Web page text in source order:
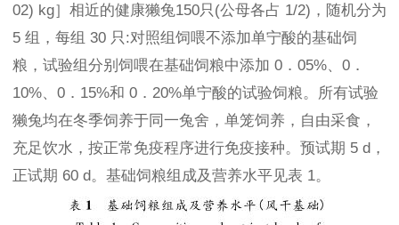
02) kg］相近的健康獭兔150只(公母各占 1/2)，随机分为
5 组，每组 30 只:对照组饲喂不添加单宁酸的基础饲
粮，试验组分别饲喂在基础饲粮中添加 0．05%、0．
10%、0．15%和 0．20%单宁酸的试验饲粮。所有试验
獭兔均在冬季饲养于同一兔舍，单笼饲养，自由采食，
充足饮水，按正常免疫程序进行免疫接种。预试期 5 d，
正试期 60 d。基础饲粮组成及营养水平见表 1。